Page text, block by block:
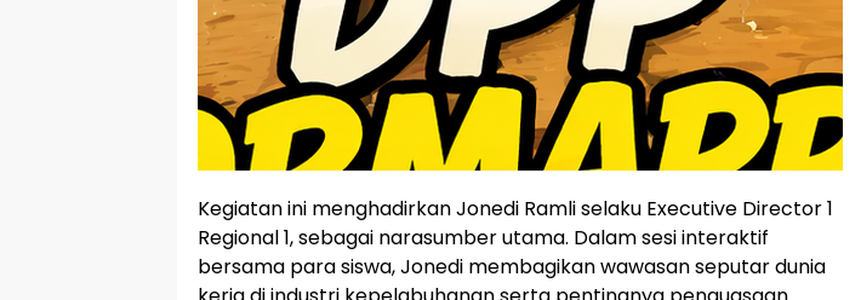
Kegiatan ini menghadirkan Jonedi Ramli selaku Executive Director 1
Regional 1, sebagai narasumber utama. Dalam sesi interaktif
bersama para siswa, Jonedi membagikan wawasan seputar dunia